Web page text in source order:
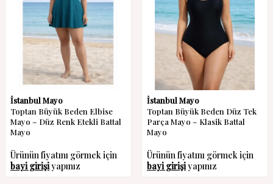
İstanbul Mayo
Toptan Büyük Beden Elbise
Mayo – Düz Renk Etekli Battal
Mayo
Ürünün fiyatını görmek için
bayi girişiyapınız
İstanbul Mayo
Toptan Büyük Beden Düz Tek
Parça Mayo – Klasik Battal
Mayo
Ürünün fiyatını görmek için
bayi girişiyapınız